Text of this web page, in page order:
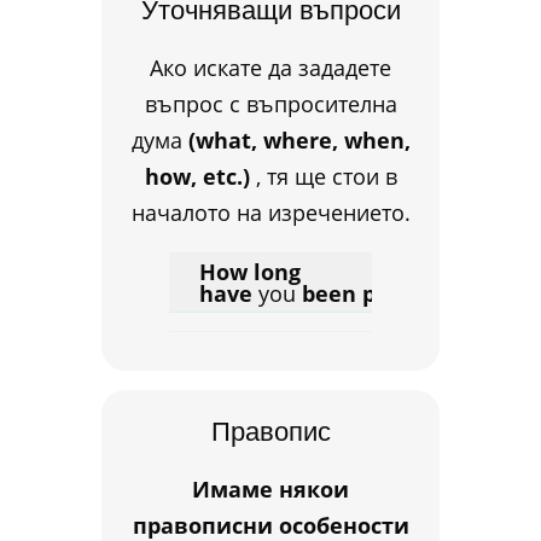
Уточняващи въпроси
Ако искате да зададете
въпрос с въпросителна
дума (what, where, when,
how, etc.), тя ще стои в
началото на изречението.
How long
have youbeen playing
Правопис
Имаме някои
правописни особености